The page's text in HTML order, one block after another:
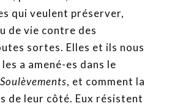
qui veulent préserver,
de vie contre des
sortes. Elles et ils nous
a amené-es dans le
Soulèvements, et comment la
de leur côté. Eux résistent